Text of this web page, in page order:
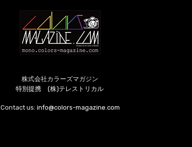
株式会社カラーズマガジン
特別提携 (株)テレストリカル
Contact us: info@colors-magazine.com